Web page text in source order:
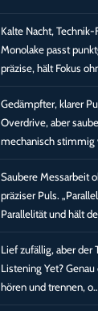
Kalte Nacht,
Monolake passt
präzise, hält Fokus
Gedämpfter, klarer
Overdrive, aber
mechanisch stimmig
Saubere Messarbeit
präziser Puls.
Parallelität und hält
Lief zufällig, aber der
Listening Yet?
hören und trennen,